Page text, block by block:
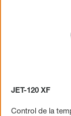
JET-120 XF
Control de la